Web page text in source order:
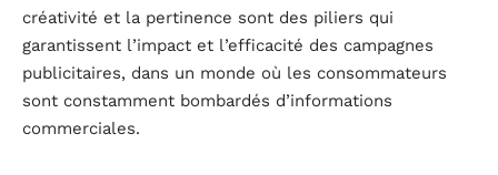
créativité et la pertinence sont des piliers qui
garantissent l’impact et l’efficacité des campagnes
publicitaires, dans un monde où les consommateurs
sont constamment bombardés d’informations
commerciales.